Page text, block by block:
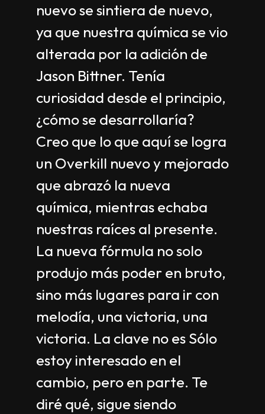
nuevo se sintiera de nuevo,
ya que nuestra química se vio
alterada por la adición de
Jason Bittner. Tenía
curiosidad desde el principio,
¿cómo se desarrollaría?
Creo que lo que aquí se logra
un Overkill nuevo y mejorado
que abrazó la nueva
química, mientras echaba
nuestras raíces al presente.
La nueva fórmula no solo
produjo más poder en bruto,
sino más lugares para ir con
melodía, una victoria, una
victoria. La clave no es Sólo
estoy interesado en el
cambio, pero en parte. Te
diré qué, sigue siendo